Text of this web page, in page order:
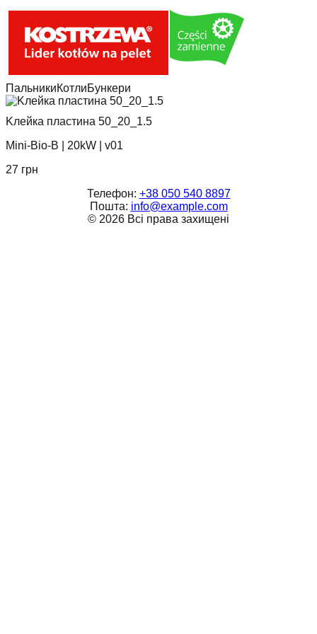
ПальникиКотлиБункери
Kлейка пластина 50_20_1.5
Mini-Bio-B
20kW
v01
27 грн
Телефон: +38 050 540 8897
Пошта: info@example.com
© 2026 Всі права захищені